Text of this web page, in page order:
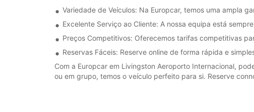
Variedade de Veículos: Na Europcar, temos uma ampla
Excelente Serviço ao Cliente: A nossa equipa está
Preços Competitivos: Oferecemos tarifas competitivas
Reservas Fáceis: Reserve online de forma rápida e
Com a Europcar em Livingston Aeroporto Internacional,
ou em grupo, temos o veículo perfeito para si. Reserve